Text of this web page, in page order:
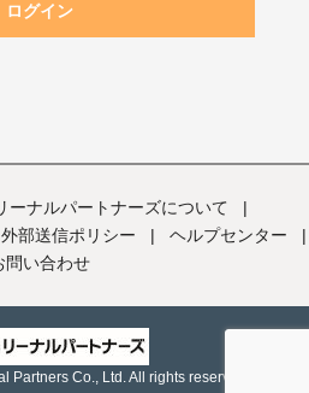
ログイン
ーナルパートナーズについて
|
外部送信ポリシー | ヘルプセンター
|
問い合わせ
Partners Co., Ltd. All rights reserved